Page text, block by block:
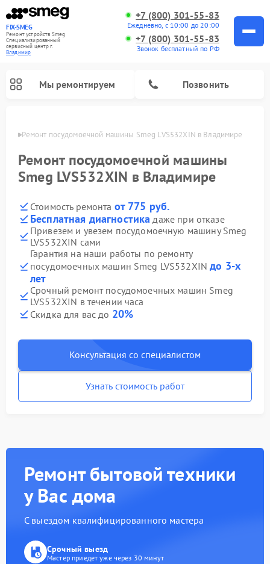
FIX-SMEG
Ремонт устройств Smeg
Специализированный
cервисный центр г.
Владимир
+7 (800) 301-55-83
Ежедневно, с 10:00 до 20:00
+7 (800) 301-55-83
Звонок бесплатный по РФ
Мы ремонтируем Позвонить
Ремонт посудомоечной машины Smeg LVS532XIN в Владимире
Ремонт посудомоечной машины
Smeg LVS532XIN в Владимире
Стоимость ремонта от 775 руб.
Бесплатная диагностика даже при отказе
Привезем и увезем посудомоечную машину Smeg
LVS532XIN сами
Гарантия на наши работы по ремонту
посудомоечных машин Smeg LVS532XINдо 3-х
лет
Срочный ремонт посудомоечных машин Smeg
LVS532XIN в течении часа
Скидка для вас до 20%
Консультация со специалистом
Узнать стоимость работ
Ремонт бытовой техники
у Вас дома
С выездом квалифицированного мастера
Срочный выезд
Мастер приедет уже через 30 минут